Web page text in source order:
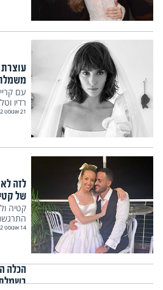
עם
רדיו
21 אוגוסט 2022
לזה
של
קטיה
14 אוגוסט 2022
הכלה